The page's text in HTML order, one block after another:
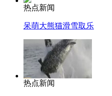
热点新闻
呆萌大熊猫滑雪取乐
热点新闻